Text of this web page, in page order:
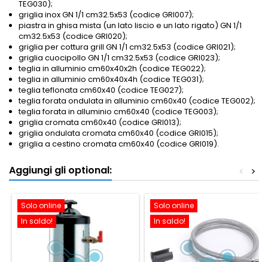
TEG030);
griglia inox GN 1/1 cm32.5x53 (codice GRI007);
piastra in ghisa mista (un lato liscio e un lato rigato) GN 1/1
cm32.5x53 (codice GRI020);
griglia per cottura grill GN 1/1 cm32.5x53 (codice GRI021);
griglia cuocipollo GN 1/1 cm32.5x53 (codice GRI023);
teglia in alluminio cm60x40x2h (codice TEG022);
teglia in alluminio cm60x40x4h (codice TEG031);
teglia teflonata cm60x40 (codice TEG027);
teglia forata ondulata in alluminio cm60x40 (codice TEG002);
teglia forata in alluminio cm60x40 (codice TEG003);
griglia cromata cm60x40 (codice GRI013);
griglia ondulata cromata cm60x40 (codice GRI015);
griglia a cestino cromata cm60x40 (codice GRI019).
Aggiungi gli optional: >
<
Solo online
In saldo!
Solo online
In saldo!